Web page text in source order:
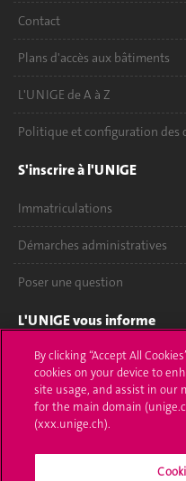
Contact
Plans d'accès aux bâtiments
L'UNIGE de A à Z
Politique et configuration des
S'inscrire à l'UNIGE
Immatriculations
Démarches administratives
Poser une question
L'UNIGE vous informe
UNIGE Mobile
Médias
Offres d'emploi
By clicking “Accept All
cookies on your device to
site usage, and assist in our
for the main domain
(xxx.unige.ch).